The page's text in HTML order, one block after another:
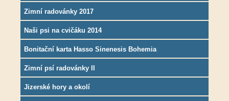
Zimní radovánky 2017
Naši psi na cvičáku 2014
Bonitační karta Hasso Sinenesis Bohemia
Zimní psí radovánky II
Jizerské hory a okolí